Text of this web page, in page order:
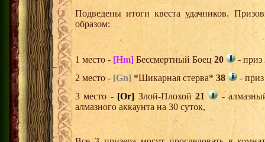
Подведены итоги квеста удачников.
образом:
1 место - [Hm] Бессмертный Боец 20
- приз
2 место - [Gn] *Шикарная стерва* 38
-
3 место - [Or] Злой-Плохой 21
-
алмазного аккаунта на 30 суток,